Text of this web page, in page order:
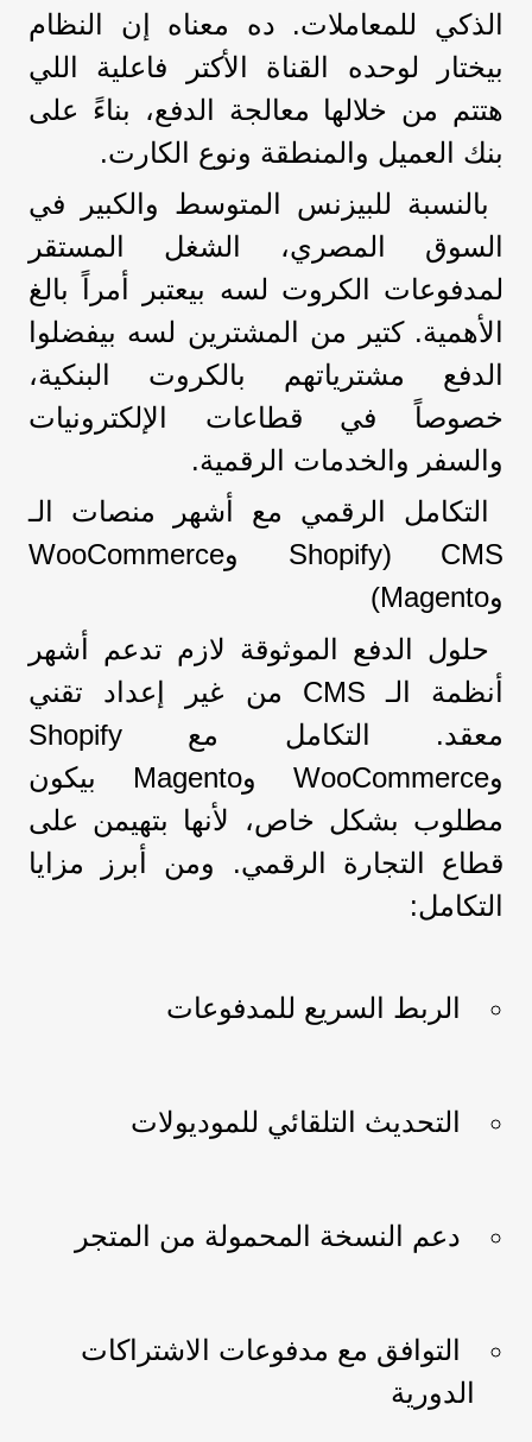
الذكي للمعاملات. ده معناه إن النظام
بيختار لوحده القناة الأكتر فاعلية اللي
هتتم من خلالها معالجة الدفع، بناءً على
بنك العميل والمنطقة ونوع الكارت.
بالنسبة للبيزنس المتوسط والكبير في
السوق المصري، الشغل المستقر
لمدفوعات الكروت لسه بيعتبر أمراً بالغ
الأهمية. كتير من المشترين لسه بيفضلوا
الدفع مشترياتهم بالكروت البنكية،
خصوصاً في قطاعات الإلكترونيات
والسفر والخدمات الرقمية.
التكامل الرقمي مع أشهر منصات الـ
CMS (Shopify وWooCommerce
وMagento)
حلول الدفع الموثوقة لازم تدعم أشهر
أنظمة الـ CMS من غير إعداد تقني
معقد. التكامل مع Shopify
وWooCommerce وMagento بيكون
مطلوب بشكل خاص، لأنها بتهيمن على
قطاع التجارة الرقمي. ومن أبرز مزايا
التكامل:
الربط السريع للمدفوعات
التحديث التلقائي للموديولات
دعم النسخة المحمولة من المتجر
التوافق مع مدفوعات الاشتراكات
الدورية